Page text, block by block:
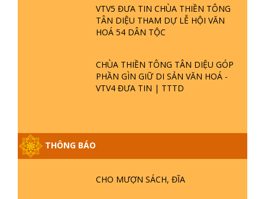
VTV5 ĐƯA TIN CHÙA THIỀN TÔNG
TÂN DIỆU THAM DỰ LỄ HỘI VĂN
HOÁ 54 DÂN TỘC
CHÙA THIỀN TÔNG TÂN DIỆU GÓP
PHẦN GÌN GIỮ DI SẢN VĂN HOÁ -
VTV4 ĐƯA TIN | TTTD
THÔNG BÁO
CHO MƯỢN SÁCH, ĐĨA
NĂM PHẬT KHÔNG NÓI? HỘI LONG